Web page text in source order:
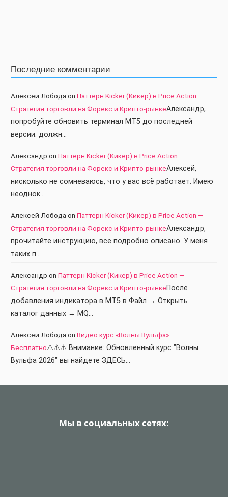
Последние комментарии
Алексей Лобода on Паттерн Kicker (Кикер) в Price Action —
Стратегия торговли на Форекс и Крипто-рынкеАлександр,
попробуйте обновить терминал МТ5 до последней
версии. должн…
Александр on Паттерн Kicker (Кикер) в Price Action —
Стратегия торговли на Форекс и Крипто-рынкеАлексей,
нисколько не сомневаюсь, что у вас всё работает. Имею
неоднок…
Алексей Лобода on Паттерн Kicker (Кикер) в Price Action —
Стратегия торговли на Форекс и Крипто-рынкеАлександр,
прочитайте инструкцию, все подробно описано. У меня
таких п…
Александр on Паттерн Kicker (Кикер) в Price Action —
Стратегия торговли на Форекс и Крипто-рынкеПосле
добавления индикатора в МТ5 в Файл → Открыть
каталог данных → MQ…
Алексей Лобода on Видео курс «Волны Вульфа» —
Бесплатно⚠️⚠️⚠️ Внимание: Обновленный курс "Волны
Вульфа 2026" вы найдете ЗДЕСЬ…
Мы в социальных сетях: